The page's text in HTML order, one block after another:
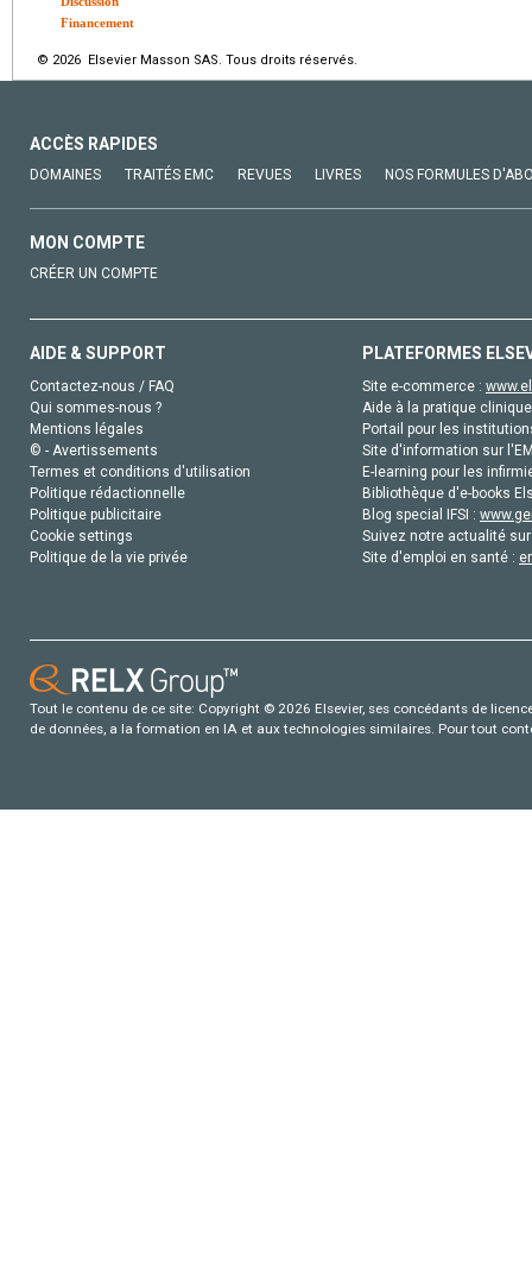
Financement
© 2026 Elsevier Masson SAS. Tous droits réservés.
ACCÈS RAPIDES
DOMAINES TRAITÉS EMC REVUES LIVRES NOS FORMULES
MON COMPTE
CRÉER UN COMPTE
AIDE & SUPPORT
Contactez-nous / FAQ
Qui sommes-nous ?
Mentions légales
© - Avertissements
Termes et conditions d'utilisation
Politique rédactionnelle
Politique publicitaire
Cookie settings
Politique de la vie privée
PLATEFORMES
Site e-commerce :
Aide à la pratique
Portail pour les
Site d'information sur
E-learning pour les
Bibliothèque d'e-books
Blog special IFSI :
Suivez notre actualité
Site d'emploi en santé :
Tout le contenu de ce site: Copyright © 2026 Elsevier, ses concédants de
de données, a la formation en IA et aux technologies similaires. Pour tout